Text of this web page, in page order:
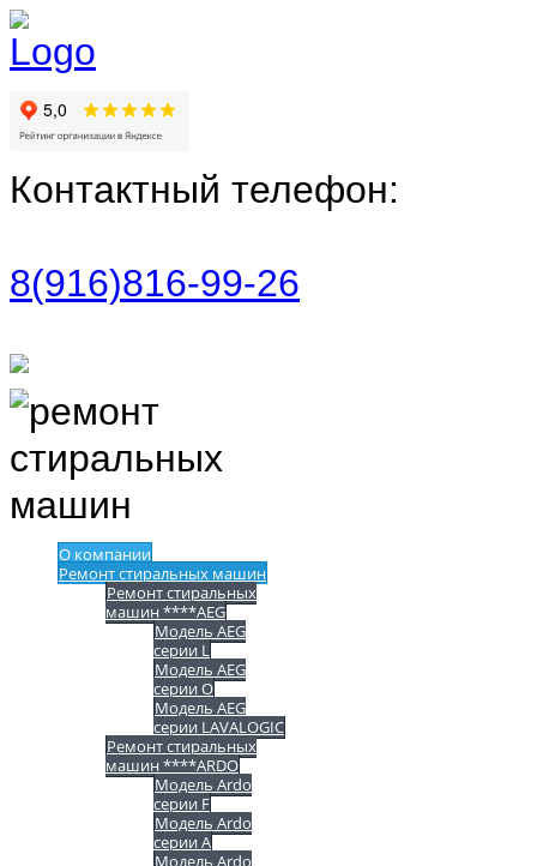
Контактный телефон:
8(916)816-99-26
О компании
Ремонт стиральных машин
Ремонт стиральных
машин ****AEG
Модель AEG
серии L
Модель AEG
серии O
Модель AEG
серии LAVALOGIC
Ремонт стиральных
машин ****ARDO
Модель Ardo
серии F
Модель Ardo
серии A
Модель Ardo